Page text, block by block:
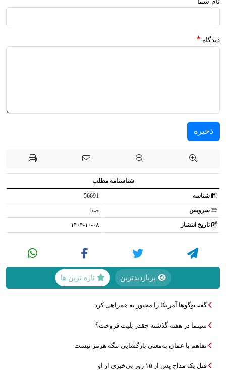
دیدگاه
ذخیره
شناسنامه مطلب
شناسه 56691
سرویس صدا
تاریخ انتشار ۱۴۰۴-۱۰-۰۸
پربازدیدترین تازه ترین ها
گفت‌وگوها آمریکا را مجبور به همراهی کرد
سینما در هفته گذشته چقدر بلیت فروخت؟
تفاهم با عمان به‌معنی بازگشایی تنگه هرمز نیست
قتل یک مداح پس از ۱۵ روز بی‌خبری از او